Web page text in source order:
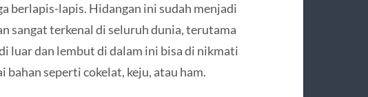
berlapis-lapis. Hidangan ini sudah menjadi
sangat terkenal di seluruh dunia, terutama
luar dan lembut di dalam ini bisa di nikmati
bahan seperti cokelat, keju, atau ham.